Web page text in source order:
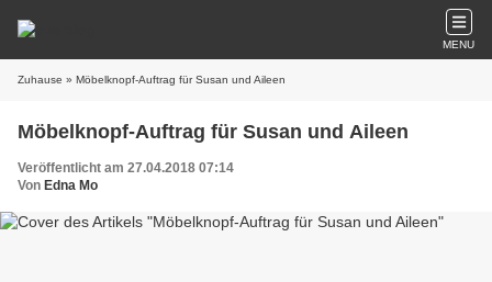
MENU
Zuhause » Möbelknopf-Auftrag für Susan und Aileen
Möbelknopf-Auftrag für Susan und Aileen
Veröffentlicht am 27.04.2018 07:14
Von Edna Mo